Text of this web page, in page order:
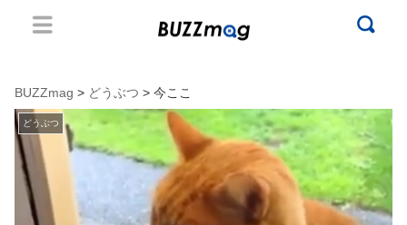
BUZZmag > どうぶつ > 今ここ
どうぶつ